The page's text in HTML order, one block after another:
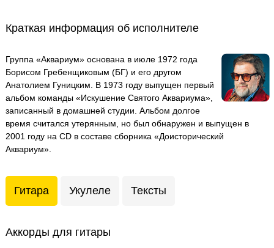
Краткая информация об исполнителе
Группа «Аквариум» основана в июле 1972 года
Борисом Гребенщиковым (БГ) и его другом
Анатолием Гуницким. В 1973 году выпущен первый
альбом команды «Искушение Святого Аквариума»,
записанный в домашней студии. Альбом долгое
время считался утерянным, но был обнаружен и выпущен в
2001 году на CD в составе сборника «Доисторический
Аквариум».
Гитара Укулеле Тексты
Аккорды для гитары